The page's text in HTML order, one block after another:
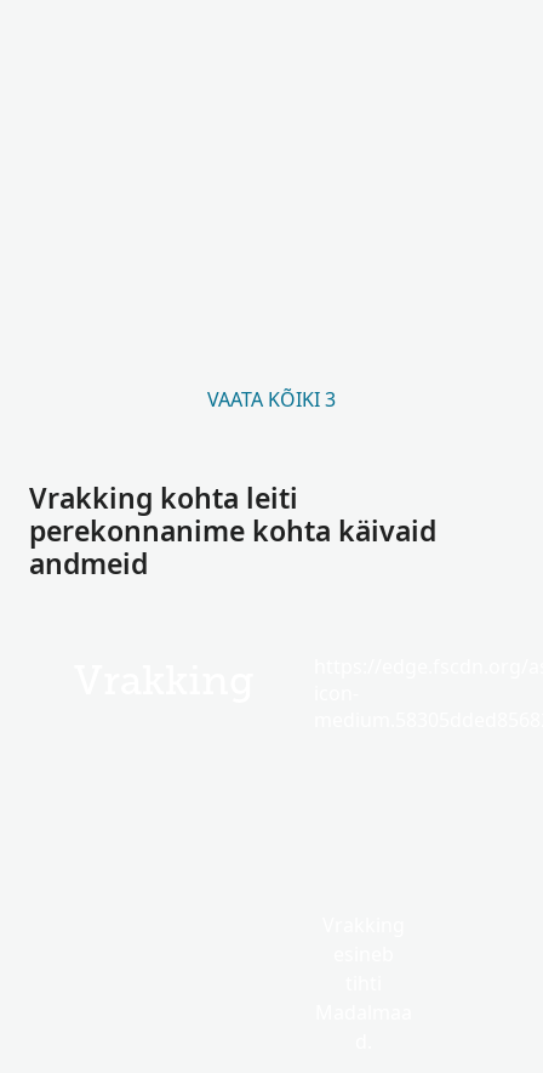
VAATA KÕIKI 3
Vrakking kohta leiti
perekonnanime kohta käivaid
andmeid